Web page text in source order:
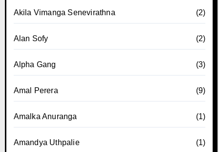
Akila Vimanga Senevirathna (2)
Alan Sofy (2)
Alpha Gang (3)
Amal Perera (9)
Amalka Anuranga (1)
Amandya Uthpalie (1)